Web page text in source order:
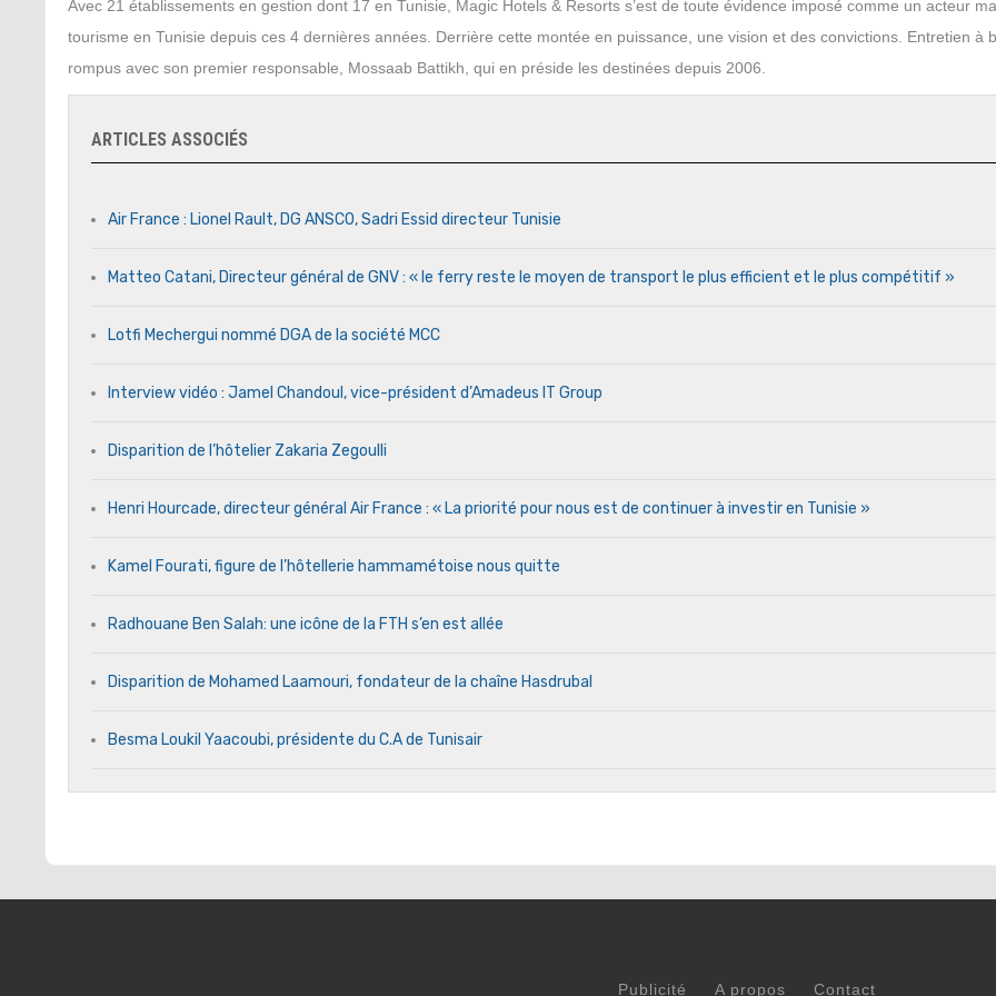
Avec 21 établissements en gestion dont 17 en Tunisie, Magic Hotels & Resorts s’est de toute évidence imposé comme un acteur
tourisme en Tunisie depuis ces 4 dernières années. Derrière cette montée en puissance, une vision et des convictions. Entretien à
rompus avec son premier responsable, Mossaab Battikh, qui en préside les destinées depuis 2006.
ARTICLES ASSOCIÉS
Air France : Lionel Rault, DG ANSCO, Sadri Essid directeur Tunisie
Matteo Catani, Directeur général de GNV : « le ferry reste le moyen de transport le plus efficient et le plus compétitif »
Lotfi Mechergui nommé DGA de la société MCC
Interview vidéo : Jamel Chandoul, vice-président d’Amadeus IT Group
Disparition de l’hôtelier Zakaria Zegoulli
Henri Hourcade, directeur général Air France : « La priorité pour nous est de continuer à investir en Tunisie »
Kamel Fourati, figure de l’hôtellerie hammamétoise nous quitte
Radhouane Ben Salah: une icône de la FTH s’en est allée
Disparition de Mohamed Laamouri, fondateur de la chaîne Hasdrubal
Besma Loukil Yaacoubi, présidente du C.A de Tunisair
Publicité A propos Contact